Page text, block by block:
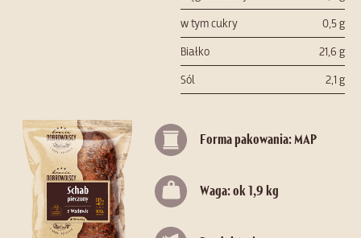
w tym cukry
0,5 g
Białko
21,6 g
Sól
2,1 g
Forma pakowania: MAP
Waga: ok 1,9 kg